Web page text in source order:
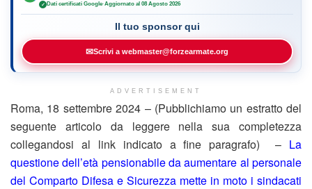
✓ Dati certificati Google·Aggiornato al 08 Agosto 2026
Il tuo sponsor qui
✉Scrivi a webmaster@forzearmate.org
ADVERTISEMENT
Roma, 18 settembre 2024 – (Pubblichiamo un estratto del
seguente articolo da leggere nella sua completezza
collegandosi al link indicato a fine paragrafo) – La
questione dell’età pensionabile da aumentare al personale
del Comparto Difesa e Sicurezza mette in moto i sindacati